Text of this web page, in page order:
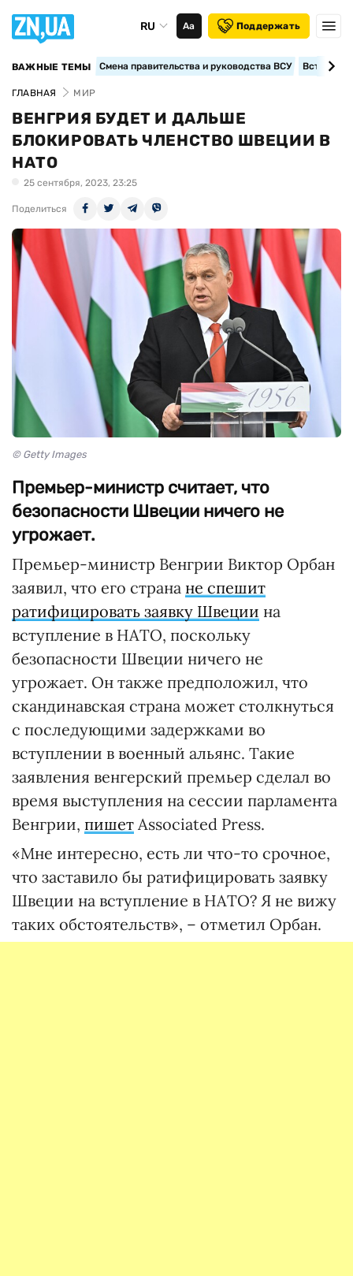
RU Аа Поддержать
ВАЖНЫЕ ТЕМЫ Смена правительства и руководства ВСУ
ГЛАВНАЯ МИР
ВЕНГРИЯ БУДЕТ И ДАЛЬШЕ
БЛОКИРОВАТЬ ЧЛЕНСТВО ШВЕЦИИ В
НАТО
25 сентября, 2023, 23:25
Поделиться
© Getty Images
Премьер-министр считает, что
безопасности Швеции ничего не
угрожает.
Премьер-министр Венгрии Виктор Орбан
заявил, что его страна не спешит
ратифицировать заявку Швеции на
вступление в НАТО, поскольку
безопасности Швеции ничего не
угрожает. Он также предположил, что
скандинавская страна может столкнуться
с последующими задержками во
вступлении в военный альянс. Такие
заявления венгерский премьер сделал во
время выступления на сессии парламента
Венгрии, пишет Associated Press.
«Мне интересно, есть ли что-то срочное,
что заставило бы ратифицировать заявку
Швеции на вступление в НАТО? Я не вижу
таких обстоятельств», – отметил Орбан.